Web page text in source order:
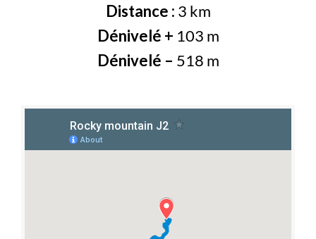
Distance : 3 km
Dénivelé + 103 m
Dénivelé – 518 m